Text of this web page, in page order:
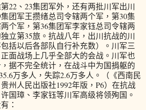
22、23集团军外，还有两批川军出川
团军王攒绪总司令辖两个军，第30集
个军，第36集团军李家钰总司令辖两
立第35旅。抗战八年，出川抗战的川
括以后各部队自行补充数）。川军三
面战场上几乎全部大的会战。川军也
据不完全统计，在战斗中为国捐躯的
万多人，失踪2.6万多人。（《西南民
州人民出版社1992年版，P6）在抗战
国璋、李家钰等川军高级将领殉国。
：